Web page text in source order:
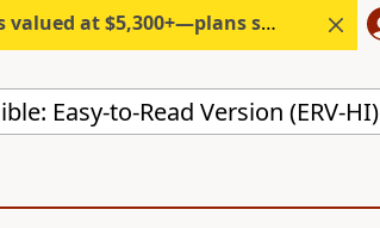
at $5,300+—plans start under $6/month.
Easy-to-Read Version (ERV-HI)